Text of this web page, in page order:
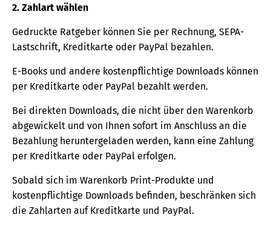
2. Zahlart wählen
Gedruckte Ratgeber können Sie per Rechnung, SEPA-
Lastschrift, Kreditkarte oder PayPal bezahlen.
E-Books und andere kostenpflichtige Downloads können
per Kreditkarte oder PayPal bezahlt werden.
Bei direkten Downloads, die nicht über den Warenkorb
abgewickelt und von Ihnen sofort im Anschluss an die
Bezahlung heruntergeladen werden, kann eine Zahlung
per Kreditkarte oder PayPal erfolgen.
Sobald sich im Warenkorb Print-Produkte und
kostenpflichtige Downloads befinden, beschränken sich
die Zahlarten auf Kreditkarte und PayPal.